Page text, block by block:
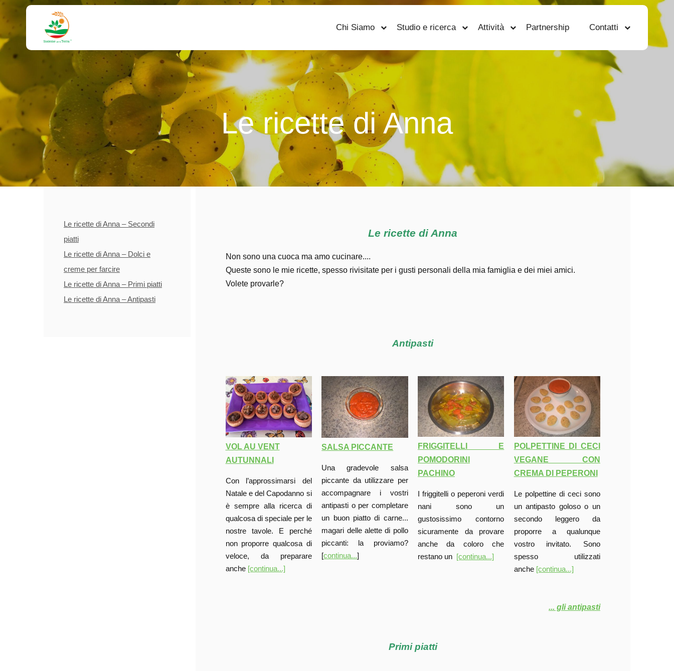
Chi Siamo Studio e ricerca Attività Partnership Contatti
Le ricette di Anna
Le ricette di Anna
Non sono una cuoca ma amo cucinare....
Queste sono le mie ricette, spesso rivisitate per i gusti personali della mia famiglia e dei miei amici.
Volete provarle?
Antipasti
VOL AU VENT
AUTUNNALI
Con l’approssimarsi del
Natale e del Capodanno si
è sempre alla ricerca di
qualcosa di speciale per le
nostre tavole. E perché
non proporre qualcosa di
veloce, da preparare
anche [continua...]
SALSA PICCANTE
Una gradevole salsa
piccante da utilizzare per
accompagnare i vostri
antipasti o per completare
un buon piatto di carne...
magari delle alette di pollo
piccanti: la proviamo?
[continua...]
FRIGGITELLI E
POMODORINI
PACHINO
I friggitelli o peperoni verdi
nani sono un
gustosissimo contorno
sicuramente da provare
anche da coloro che
restano un [continua...]
POLPETTINE DI CECI
VEGANE CON
CREMA DI PEPERONI
Le polpettine di ceci sono
un antipasto goloso o un
secondo leggero da
proporre a qualunque
vostro invitato. Sono
spesso utilizzati
anche [continua...]
... gli antipasti
Primi piatti
Le ricette di Anna – Secondi
piatti
Le ricette di Anna – Dolci e
creme per farcire
Le ricette di Anna – Primi piatti
Le ricette di Anna – Antipasti